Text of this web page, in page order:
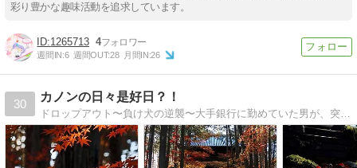
彩り豊かな趣味活動を追求しています。
1265713 4
週間IN:6 週間OUT:28 月間IN:26
30
カノンの日々是好日？！
ドロップアウト〜負け犬の逆襲〜大手銀行に勤めていた男が、突然辞めるまでの6ヶ月間のドキュメント！